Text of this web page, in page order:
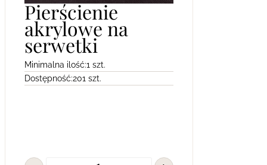
Pierścienie
akrylowe na
serwetki
Minimalna ilość:1 szt.
Dostępność:201 szt.